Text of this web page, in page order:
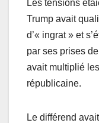
Les tensions
Trump avait
d’« ingrat » et
par ses prises
avait multiplié
républicaine.
Le différend